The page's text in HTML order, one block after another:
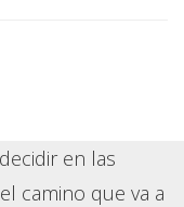
en las
camino que va a